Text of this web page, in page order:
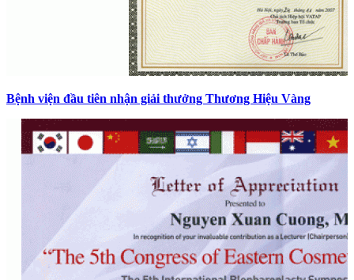
Bệnh viện đầu tiên nhận giải thưởng Thương Hiệu Vàng